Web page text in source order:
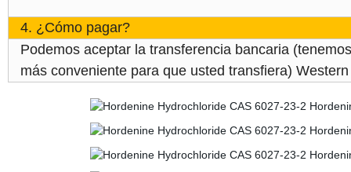
4. ¿Cómo pagar?
Podemos aceptar la transferencia bancaria
más conveniente para que usted transfiera)